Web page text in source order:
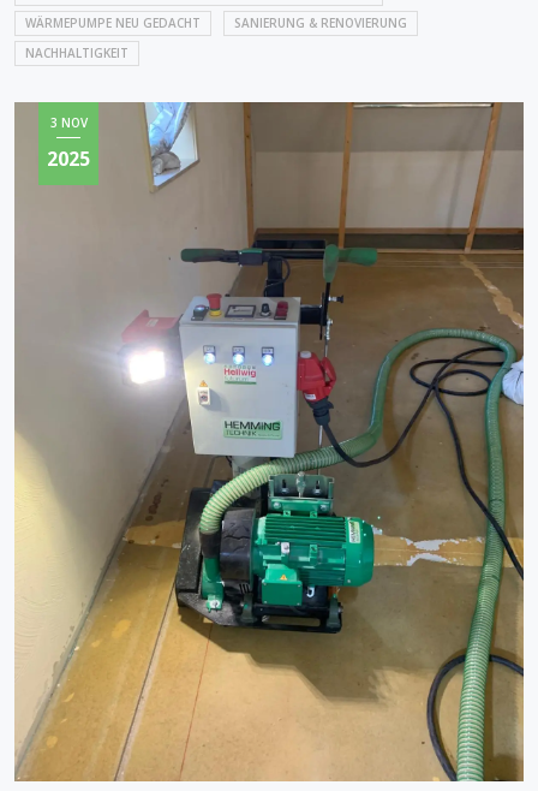
WÄRMEPUMPE NEU GEDACHT
SANIERUNG & RENOVIERUNG
NACHHALTIGKEIT
3 NOV
2025